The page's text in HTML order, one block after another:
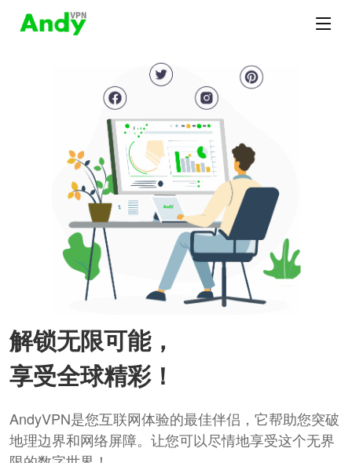
解锁无限可能，
享受全球精彩！
AndyVPN是您互联网体验的最佳伴侣，它帮助您突破
地理边界和网络屏障。让您可以尽情地享受这个无界